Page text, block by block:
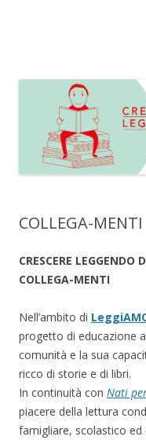
COLLEGA-MENTI
CRESCERE
COLLEGA-MENTI
Nell’ambito di
progetto di educazione
comunità e la sua
ricco di storie e di libri.
In continuità con Nati
piacere della lettura
famigliare, scolastico